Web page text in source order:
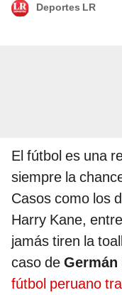
Deportes LR
El fútbol es una
siempre la
Casos como los
Harry Kane,
jamás tiren la
caso de Germán
fútbol peruano